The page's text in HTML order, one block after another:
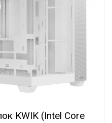
KWIK (Intel Core